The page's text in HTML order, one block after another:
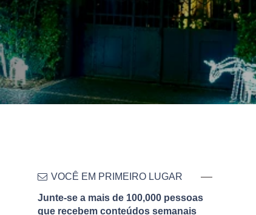
VOCÊ EM PRIMEIRO LUGAR
Junte-se a mais de 100,000 pessoas
que recebem conteúdos semanais